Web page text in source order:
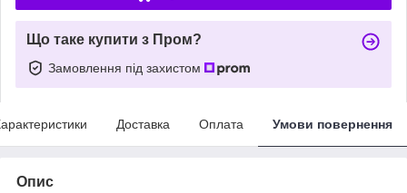
Що таке купити з Пром?
Замовлення під захистом
Доставка Оплата Умови повернення
Опис